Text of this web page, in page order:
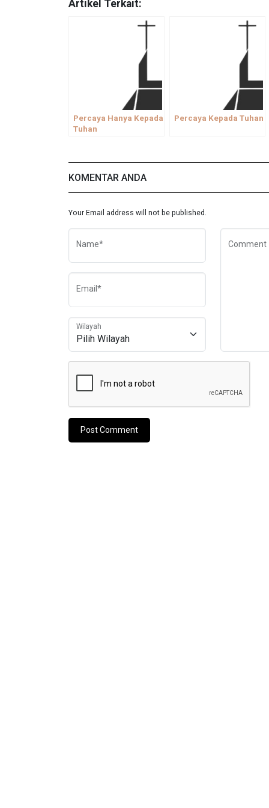
Artikel Terkait:
Percaya Hanya Kepada
Tuhan
Percaya Kepada Tuhan
KOMENTAR ANDA
Your Email address will not be published.
Name*
Email*
Wilayah
Comment